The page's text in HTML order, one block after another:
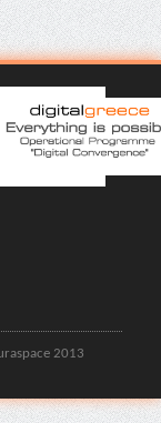
2013